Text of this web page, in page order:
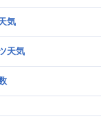
気
天気